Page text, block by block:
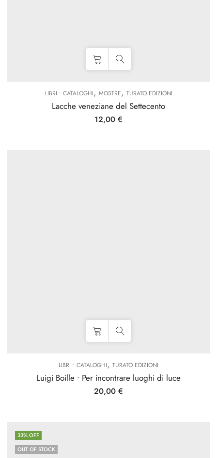
LIBRI • CATALOGHI, MOSTRE, TURATO EDIZIONI
Lacche veneziane del Settecento
12,00 €
LIBRI • CATALOGHI, TURATO EDIZIONI
Luigi Boille • Per incontrare luoghi di luce
20,00 €
33% OFF
OUT OF STOCK